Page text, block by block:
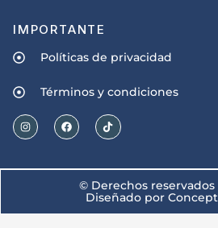
IMPORTANTE
Políticas de privacidad
Términos y condiciones
© Derechos reservados
Diseñado por